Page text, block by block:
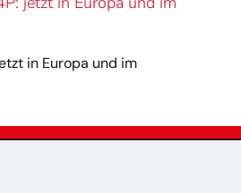
in Europa und im